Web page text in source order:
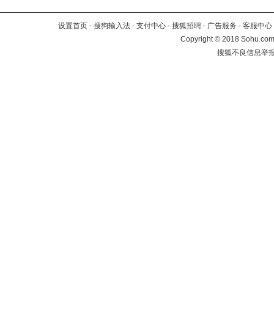
设置首页 - 搜狗输入法 - 支付中心 - 搜狐招聘 - 广告服务 - 客服中心
Copyright©2018
搜狐不良信息举